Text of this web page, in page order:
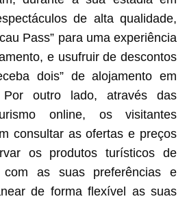
de alta qualidade,
Pass” para uma experiência
e usufruir de descontos
dois” de alojamento em
outro lado, através das
online, os visitantes
consultar as ofertas e preços
os produtos turísticos de
as suas preferências e
de forma flexível as suas